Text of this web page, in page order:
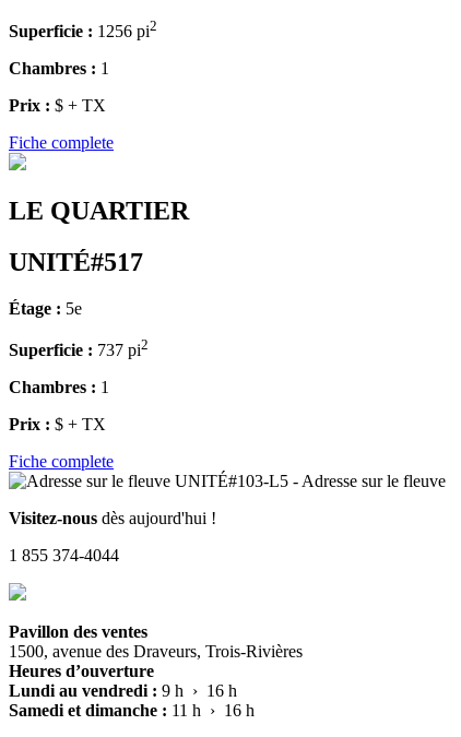
Superficie : 1256 pi2
Chambres : 1
Prix : $ + TX
Fiche complete
LE QUARTIER
UNITÉ#517
Étage : 5e
Superficie : 737 pi2
Chambres : 1
Prix : $ + TX
Fiche complete
Visitez-nous dès aujourd'hui !
1 855 374-4044
Pavillon des ventes
1500, avenue des Draveurs, Trois-Rivières
Heures d’ouverture
Lundi au vendredi : 9 h › 16 h
Samedi et dimanche : 11 h › 16 h